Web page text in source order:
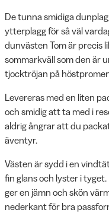
De tunna smidiga
ytterplagg för så väl
dunvästen Tom är precis
sommarkväll som den är
tjocktröjan på
Levereras med en liten
och smidig att ta med i
aldrig ångrar att du
äventyr.
Västen är sydd i en
fin glans och lyster i
ger en jämn och skön
nederkant för bra